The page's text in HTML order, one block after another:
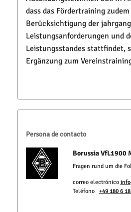
dass das Fördertraining
Berücksichtigung der
Leistungsanforderungen und
Leistungsstandes stattfindet,
Ergänzung zum
Persona de contacto
Borussia VfL1900
Fragen rund um die
correo electrónico
Teléfono
+49 180 6